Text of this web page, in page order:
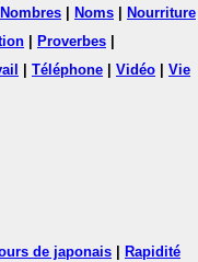
Nombres Noms
Nourriture
Proverbes
Téléphone Vidéo
Vie
de japonais Rapidité